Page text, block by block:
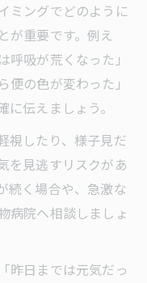
ミングでどのように
が重要です。例え
吸が荒くなった」
の色が変わった」
伝えましょう。
視したり、様子見だ
を見逃すリスクがあ
続く場合や、急激な
病院へ相談しましょ
昨日までは元気だっ